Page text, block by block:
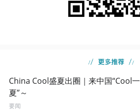
China Cool盛夏出圈｜来中国“Cool一
夏”～
要闻